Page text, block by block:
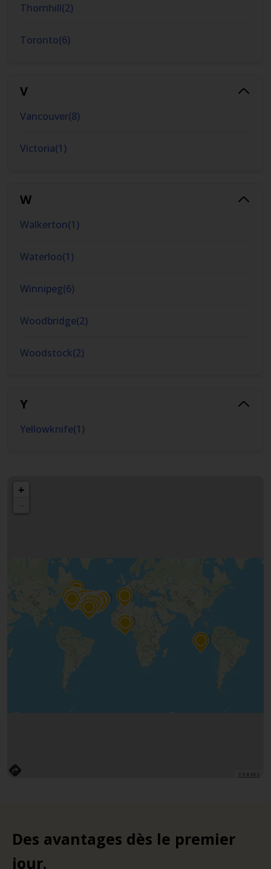
Thornhill(2)
Toronto(6)
V
Vancouver(8)
Victoria(1)
W
Walkerton(1)
Waterloo(1)
Winnipeg(6)
Woodbridge(2)
Woodstock(2)
Y
Yellowknife(1)
+
Des avantages dès le premier
jour.